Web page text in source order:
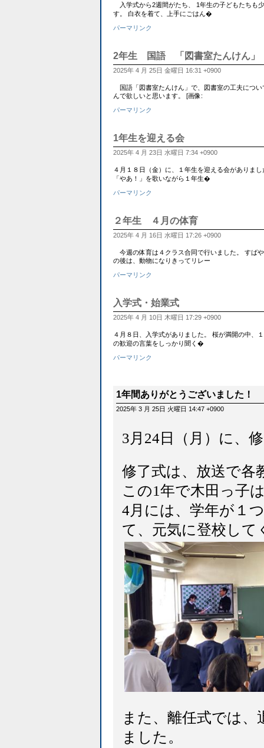
入学式から2週間がたち、 1年生の子どもたちも
す。 白衣を着て、上手にごはん�
パーマリンク
2年生 国語 「図書室たんけん」
2025年 4 月 25日 金曜日 16:31 +0900
国語「図書室たんけん」で、図書室の工夫につ
んで欲しいと思います。 [画像:
パーマリンク
1年生を迎える会
2025年 4 月 23日 水曜日 7:34 +0900
４月１８日（金）に、１年生を迎える会がありま
「やあ！」を歌いながら１年生�
パーマリンク
２年生 ４月の体育
2025年 4 月 16日 水曜日 17:26 +0900
今週の体育は４クラス合同で行いました。 すば
の後は、動物になりきってリレー
パーマリンク
入学式・始業式
2025年 4 月 10日 木曜日 17:29 +0900
４月８日、入学式がありました。 桜が満開の中、
の歓迎の言葉をしっかり聞く�
パーマリンク
1年間ありがとうございました！
2025年 3 月 25日 火曜日 14:47 +0900
3月24日（月）に、
修了式は、放送で各
この1年で木田っ子
4月には、学年が１
て、元気に登校し
また、離任式では
ました。